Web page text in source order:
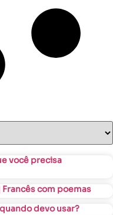
você precisa
Francês com poemas
devo usar?